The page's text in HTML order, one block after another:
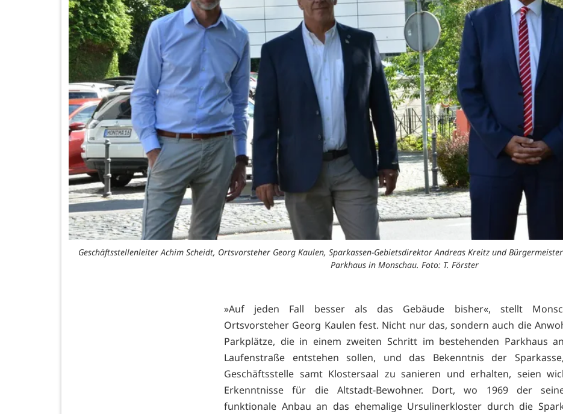
Geschäftsstellenleiter Achim Scheidt, Ortsvorsteher Georg Kaulen, Sparkassen-Gebietsdirektor Andreas Kreitz und
Parkhaus in Monschau. Foto: T. Förster
»Auf jeden Fall besser als das Gebäude bisher«, stellt
Ortsvorsteher Georg Kaulen fest. Nicht nur das, sondern auch die
Parkplätze, die in einem zweiten Schritt im bestehenden Parkhaus
Laufenstraße entstehen sollen, und das Bekenntnis der
Geschäftsstelle samt Klostersaal zu sanieren und erhalten, seien
Erkenntnisse für die Altstadt-Bewohner. Dort, wo 1969 der
funktionale Anbau an das ehemalige Ursulinerkloster durch die